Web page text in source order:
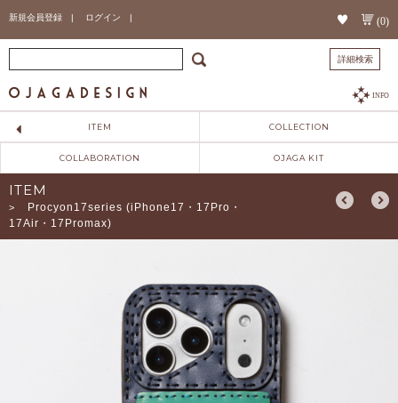
新規会員登録 | ログイン | (0)
詳細検索
INFO
ITEM COLLECTION
COLLABORATION OJAGA KIT
ITEM
>
Procyon17series (iPhone17・17Pro・
17Air・17Promax)